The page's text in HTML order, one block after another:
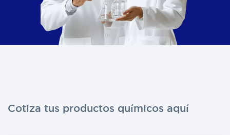
Cotiza tus productos químicos aquí